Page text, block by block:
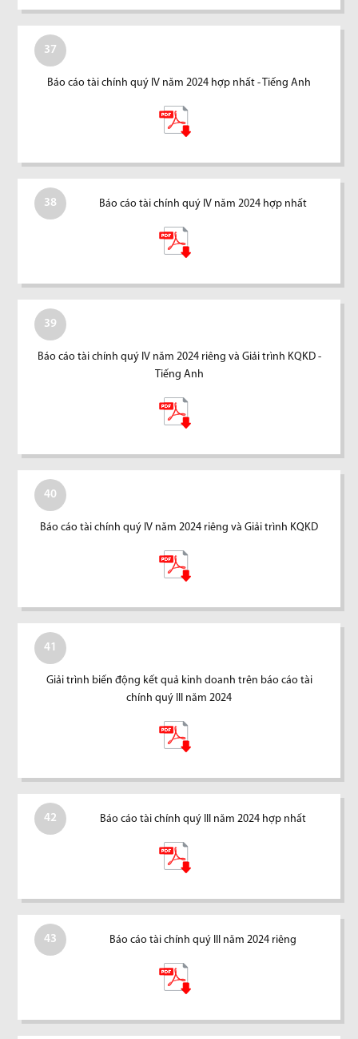
37
Báo cáo tài chính quý IV năm 2024 hợp nhất - Tiếng Anh
38 Báo cáo tài chính quý IV năm 2024 hợp nhất
39
Báo cáo tài chính quý IV năm 2024 riêng và Giải trình KQKD -
Tiếng Anh
40
Báo cáo tài chính quý IV năm 2024 riêng và Giải trình KQKD
41
Giải trình biến động kết quả kinh doanh trên báo cáo tài
chính quý III năm 2024
42 Báo cáo tài chính quý III năm 2024 hợp nhất
43 Báo cáo tài chính quý III năm 2024 riêng